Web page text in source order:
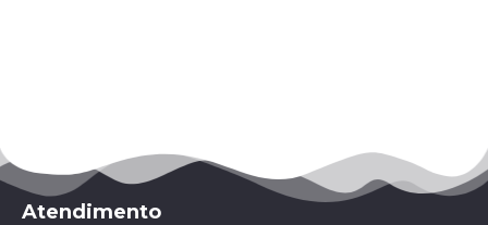
Atendimento